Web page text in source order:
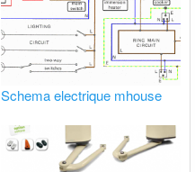
Schema electrique mhouse